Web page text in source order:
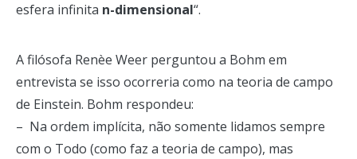
esfera infinita n-dimensional“.
A filósofa Renèe Weer perguntou a Bohm em
entrevista se isso ocorreria como na teoria de campo
de Einstein. Bohm respondeu:
– Na ordem implícita, não somente lidamos sempre
com o Todo (como faz a teoria de campo), mas